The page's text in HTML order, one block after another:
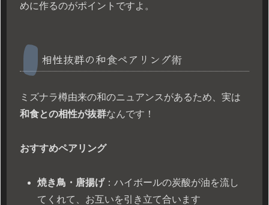
めに作るのがポイントですよ。
相性抜群の和食ペアリング術
ミズナラ樽由来の和のニュアンスがあるため、実は
和食との相性が抜群なんです！
おすすめペアリング
焼き鳥・唐揚げ：ハイボールの炭酸が油を流し
てくれて、お互いを引き立て合います